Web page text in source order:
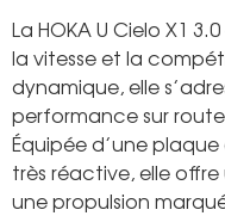
La HOKA U Cielo X1
la vitesse et la
dynamique, elle
performance sur
Équipée d’une
très réactive, elle
une propulsion